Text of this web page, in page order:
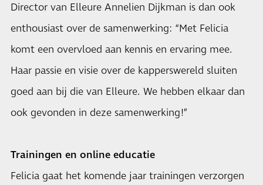
Director van Elleure Annelien Dijkman is dan ook
enthousiast over de samenwerking: “Met Felicia
komt een overvloed aan kennis en ervaring mee.
Haar passie en visie over de kapperswereld sluiten
goed aan bij die van Elleure. We hebben elkaar dan
ook gevonden in deze samenwerking!”
Trainingen en online educatie
Felicia gaat het komende jaar trainingen verzorgen